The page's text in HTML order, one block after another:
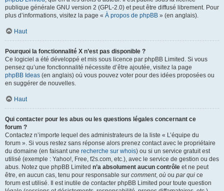
publique générale GNU version 2 (GPL-2.0) et peut être diffusé librement. Pour
plus d’informations, visitez la page « À propos de phpBB » (en anglais).
Haut
Pourquoi la fonctionnalité X n’est pas disponible ?
Ce logiciel a été développé et mis sous licence par phpBB Limited. Si vous
pensez qu’une fonctionnalité nécessite d’être ajoutée, visitez la page
phpBB Ideas (en anglais) où vous pouvez voter pour des idées proposées ou
en suggérer de nouvelles.
Haut
Qui contacter pour les abus ou les questions légales concernant ce
forum ?
Contactez n’importe lequel des administrateurs de la liste « L’équipe du
forum ». Si vous restez sans réponse alors prenez contact avec le propriétaire
du domaine (en faisant une recherche sur whois) ou si un service gratuit est
utilisé (exemple : Yahoo!, Free, f2s.com, etc.), avec le service de gestion ou des
abus. Notez que phpBB Limited n’a absolument aucun contrôle et ne peut
être, en aucun cas, tenu pour responsable sur comment, où ou par qui ce
forum est utilisé. Il est inutile de contacter phpBB Limited pour toute question